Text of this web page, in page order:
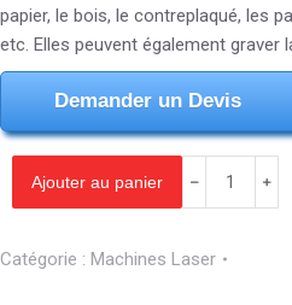
papier, le bois, le contreplaqué, les
etc. Elles peuvent également graver
Demander un Devis
Ajouter au panier
Catégorie : Machines Laser